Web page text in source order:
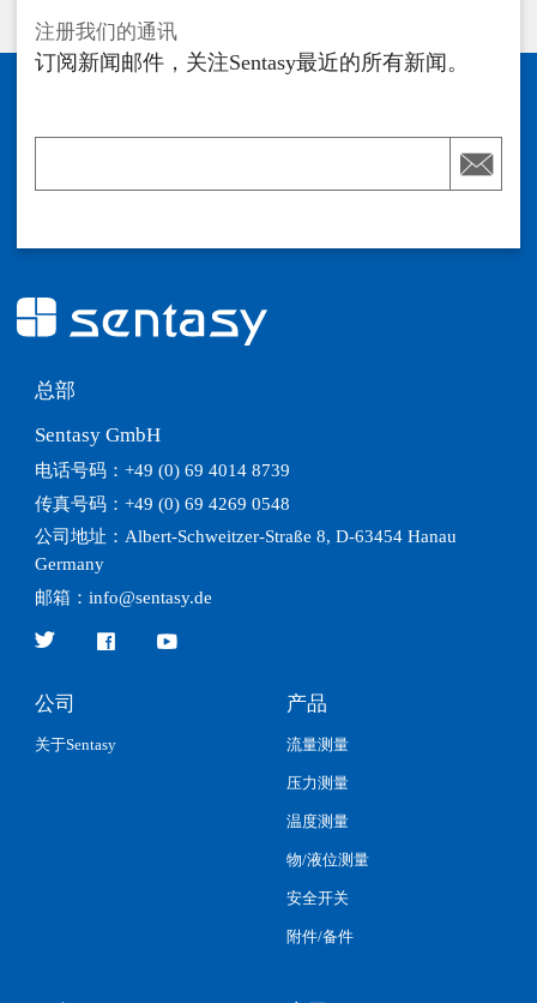
注册我们的通讯
订阅新闻邮件，关注Sentasy最近的所有新闻。

总部
Sentasy GmbH
电话号码：+49 (0) 69 4014 8739
传真号码：+49 (0) 69 4269 0548
公司地址：Albert-Schweitzer-Straße 8, D-63454 Hanau
Germany
邮箱：info@sentasy.de
  
公司
关于Sentasy
产品
流量测量
压力测量
温度测量
物/液位测量
安全开关
附件/备件